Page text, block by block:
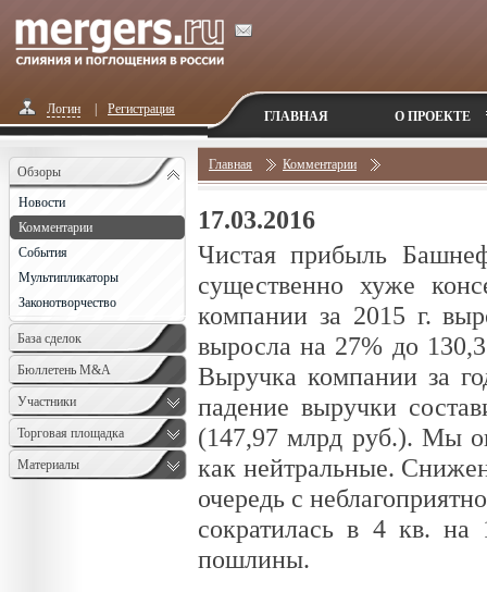
Логин Регистрация ГЛАВНАЯ О ПРОЕКТЕ
Обзоры
Новости
Комментарии
События
Мультипликаторы
Законотворчество
База сделок
Бюллетень M&A
Monthly
Участники
Торговая площадка
Материалы
Главная Комментарии
17.03.2016
Чистая прибыль
существенно хуже
компании за 2015 г.
выросла на 27% до
Выручка компании за
падение выручки
(147,97 млрд руб.). Мы
как нейтральные.
очередь с
сократилась в 4 кв. на
пошлины.